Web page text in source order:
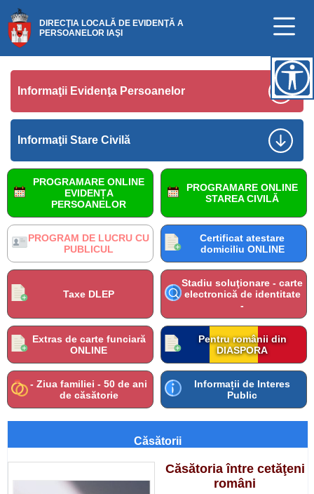
DIRECŢIA LOCALĂ DE EVIDENŢĂ A
PERSOANELOR IAŞI
Informaţii Evidenţa Persoanelor
Informaţii Stare Civilă
PROGRAM DE LUCRU CU
PUBLICUL
PROGRAMARE ONLINE
EVIDENȚA
PERSOANELOR
PROGRAMARE ONLINE
STAREA CIVILĂ
Certificat atestare
domiciliu ONLINE
Taxe DLEP
Stadiu soluţionare - carte
electronică de identitate
-
Extras de carte funciară
ONLINE
Pentru românii din
DIASPORA
- Ziua familiei - 50 de ani
de căsătorie
Informații de Interes
Public
Căsătorii
Căsătoria între cetăţeni
români